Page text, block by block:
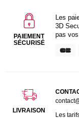
PAIEMENT
SÉCURISÉ
Les
3D
pas
LIVRAISON
Les